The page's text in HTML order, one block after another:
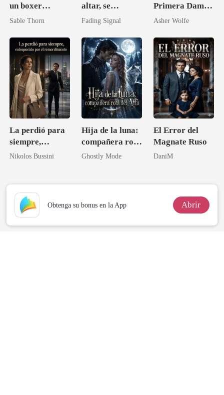
un boxer
salvaje?
Sable Thorn
altar, se
convirtió en la
archienemigo
Fading Signal
Primera Dama,
y entra Su
Asher Wolfe
La perdió para
siempre,
enloquecido por
Nikolos Bussini
Hija de la luna:
compañera rota
del Alfa
Ghostly Mode
El Error del
Magnate Ruso
DaniM
Obtenga su bonus en la App Abrir